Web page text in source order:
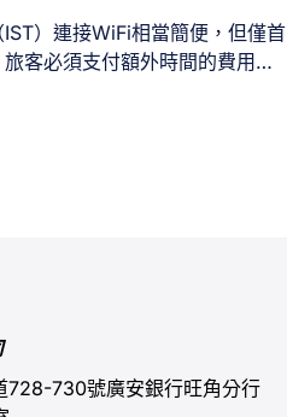
）連接WiFi相當簡便，但僅首
客必須支付額外時間的費用。
機場透過土耳其電信服務亭提
服務。 您可在伊斯坦堡機場
服務亭，包括抵達大廳、出發
數餐廳和咖啡廳。但請注意，
將需支付額外費用。 若連線時
728-730號廣安銀行旺角分行